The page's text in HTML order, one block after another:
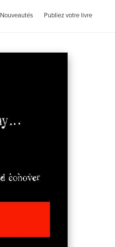
Nouveautés Publiez votre livre